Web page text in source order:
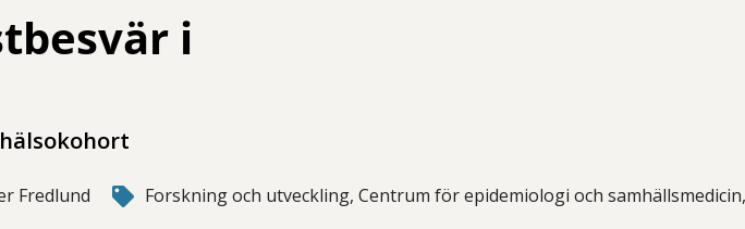
i
Fredlund Forskning och utveckling, Centrum för epidemiologi och